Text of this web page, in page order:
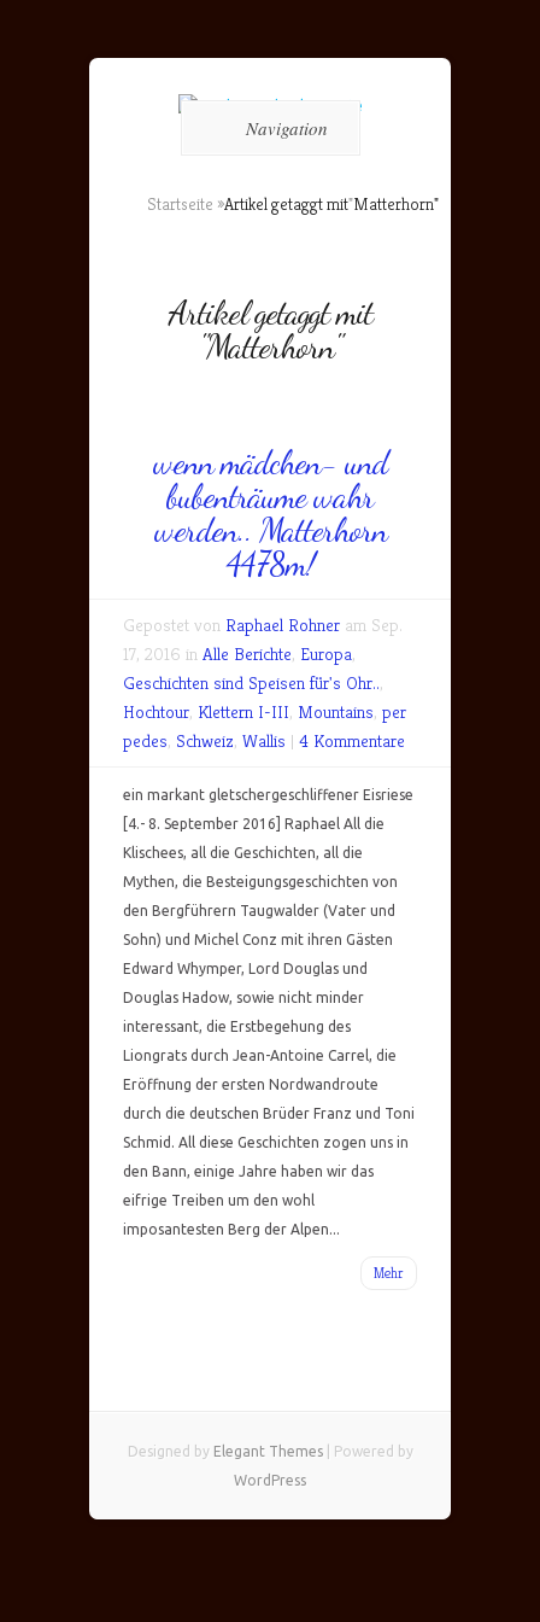
Navigation
Startseite »Artikel getaggt mit"Matterhorn"
Artikel getaggt mit
"Matterhorn"
wenn mädchen- und
bubenträume wahr
werden.. Matterhorn
4478m!
Gepostet von Raphael Rohner am Sep.
17, 2016 in Alle Berichte, Europa,
Geschichten sind Speisen für's Ohr..,
Hochtour, Klettern I-III, Mountains, per
pedes, Schweiz, Wallis | 4 Kommentare
ein markant gletschergeschliffener Eisriese
[4.- 8. September 2016] Raphael All die
Klischees, all die Geschichten, all die
Mythen, die Besteigungsgeschichten von
den Bergführern Taugwalder (Vater und
Sohn) und Michel Conz mit ihren Gästen
Edward Whymper, Lord Douglas und
Douglas Hadow, sowie nicht minder
interessant, die Erstbegehung des
Liongrats durch Jean-Antoine Carrel, die
Eröffnung der ersten Nordwandroute
durch die deutschen Brüder Franz und Toni
Schmid. All diese Geschichten zogen uns in
den Bann, einige Jahre haben wir das
eifrige Treiben um den wohl
imposantesten Berg der Alpen...
Mehr
Designed by Elegant Themes| Powered by
WordPress